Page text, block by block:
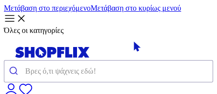
Μετάβαση στο περιεχόμενοΜετάβαση στο κυρίως μενού
Όλες οι κατηγορίες